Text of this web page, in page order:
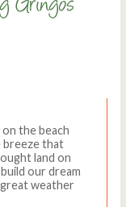
the beach
breeze that
land on
our dream
weather